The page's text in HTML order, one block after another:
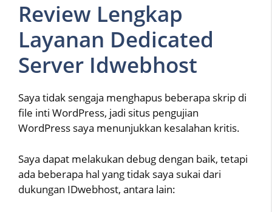
Review Lengkap
Layanan Dedicated
Server Idwebhost
Saya tidak sengaja menghapus beberapa skrip di
file inti WordPress, jadi situs pengujian
WordPress saya menunjukkan kesalahan kritis.
Saya dapat melakukan debug dengan baik, tetapi
ada beberapa hal yang tidak saya sukai dari
dukungan IDwebhost, antara lain: